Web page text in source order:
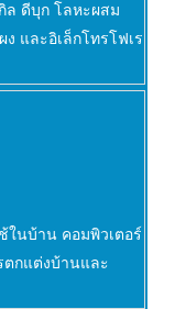
ล ดีบุก โลหะผสม
และอิเล็กโทรโฟเร
ในบ้าน คอมพิวเตอร์
กแต่งบ้านและ